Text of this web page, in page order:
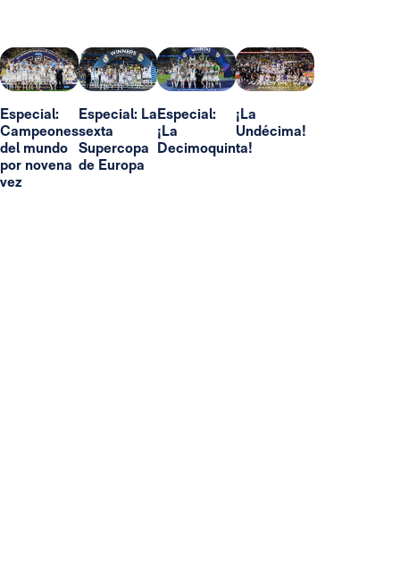
Especial:
Campeones
del mundo
por novena
vez
Especial: La
sexta
Supercopa
de Europa
Especial:
¡La
Decimoquinta!
¡La
Undécima!